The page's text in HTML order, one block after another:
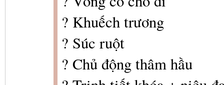
? Khuếch trương
? Súc ruột
? Chủ động thâm hầu